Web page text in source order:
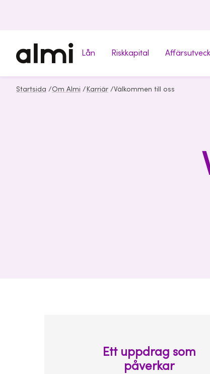
Lån Riskkapital
Startsida /Om Almi / Karriär /Välkommen till oss
Ett uppdrag som
påverkar